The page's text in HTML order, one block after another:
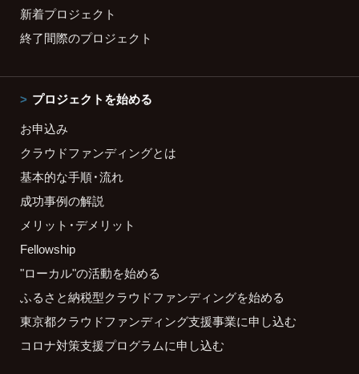
新着プロジェクト
終了間際のプロジェクト
プロジェクトを始める
お申込み
クラウドファンディングとは
基本的な手順・流れ
成功事例の解説
メリット・デメリット
Fellowship
"ローカル"の活動を始める
ふるさと納税型クラウドファンディングを始める
東京都クラウドファンディング支援事業に申し込む
コロナ対策支援プログラムに申し込む